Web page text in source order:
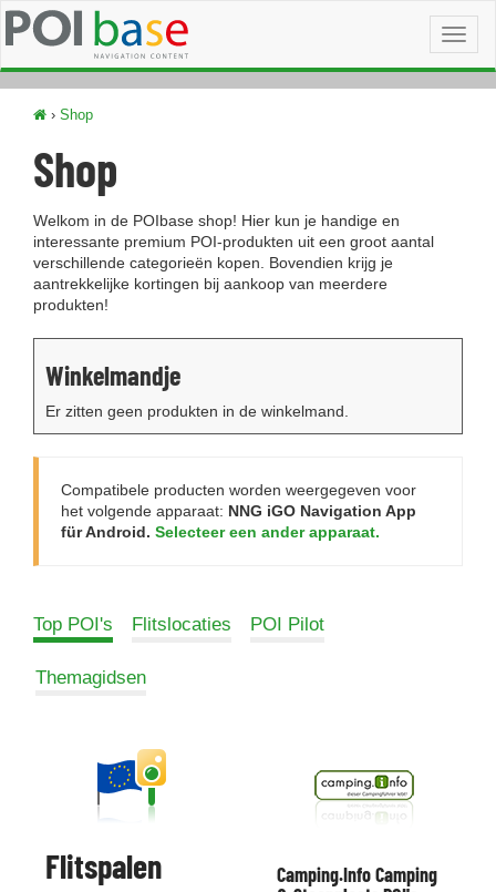
› Shop
Shop
Welkom in de POIbase shop! Hier kun je handige en
interessante premium POI-produkten uit een groot aantal
verschillende categorieën kopen. Bovendien krijg je
aantrekkelijke kortingen bij aankoop van meerdere
produkten!
Winkelmandje
Er zitten geen produkten in de winkelmand.
Compatibele producten worden weergegeven voor
het volgende apparaat: NNG iGO Navigation App
für Android. Selecteer een ander apparaat.
Top POI's Flitslocaties POI Pilot
Themagidsen
Flitspalen
Camping.Info Camping